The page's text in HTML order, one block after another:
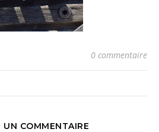
0 commentaire
UN COMMENTAIRE